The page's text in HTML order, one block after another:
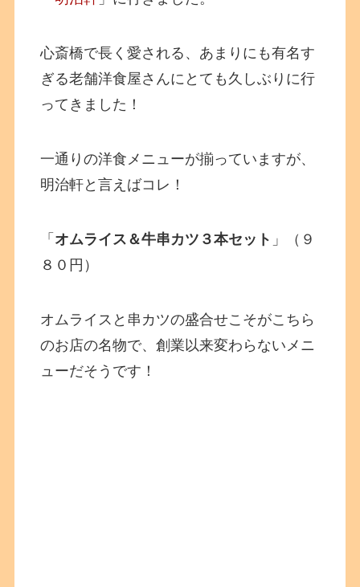
心斎橋で長く愛される、あまりにも有名す
ぎる老舗洋食屋さんにとても久しぶりに行
ってきました！
一通りの洋食メニューが揃っていますが、
明治軒と言えばコレ！
「 オムライス＆牛串カツ３本セット 」（９
８０円）
オムライスと串カツの盛合せこそがこちら
のお店の名物で、創業以来変わらないメニ
ューだそうです！